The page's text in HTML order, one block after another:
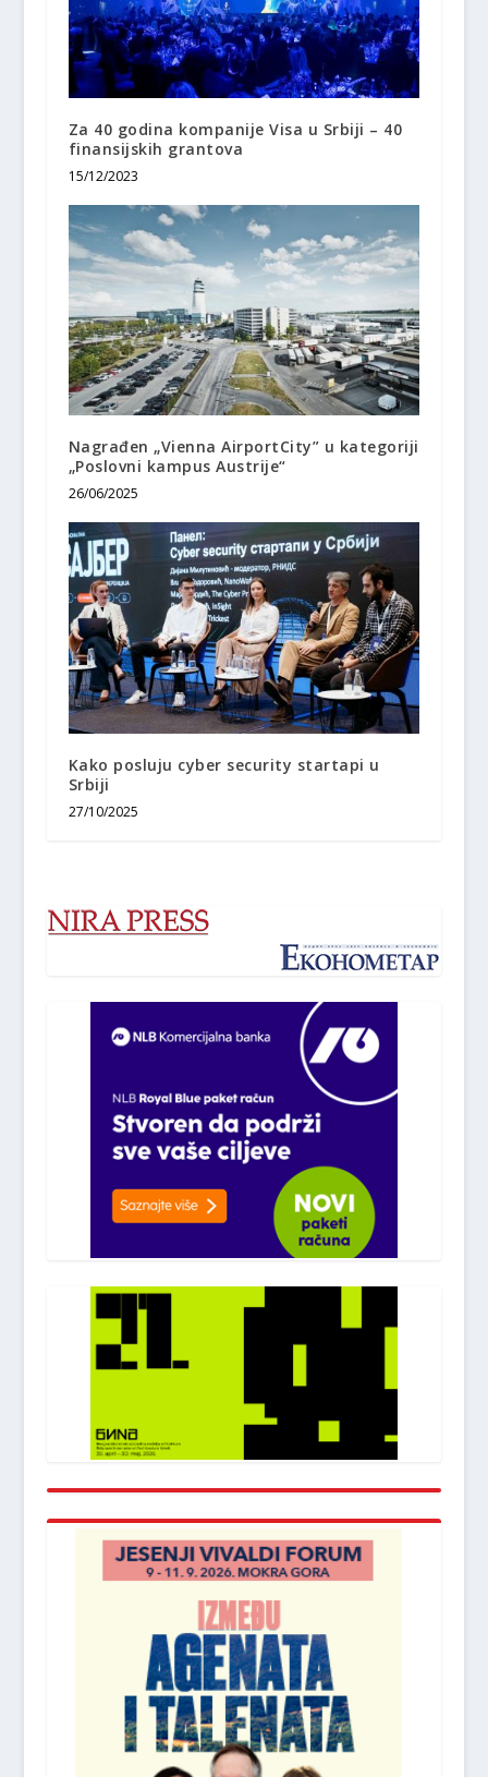
Za 40 godina kompanije Visa u Srbiji – 40
finansijskih grantova
15/12/2023
Nagrađen „Vienna AirportCity” u kategoriji
„Poslovni kampus Austrije“
26/06/2025
Kako posluju cyber security startapi u
Srbiji
27/10/2025